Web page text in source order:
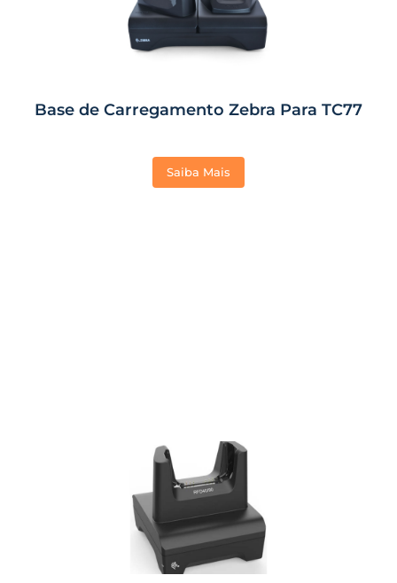
Base de Carregamento Zebra Para TC77
Saiba Mais